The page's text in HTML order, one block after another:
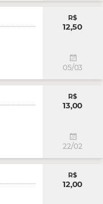
R$
12,50
05/03
R$
13,00
22/02
R$
12,00